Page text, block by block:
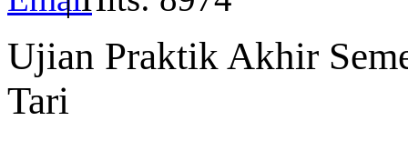
Ujian Praktik Akhir
Tari